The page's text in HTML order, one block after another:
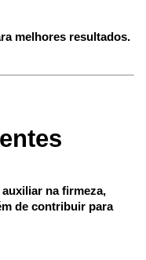
melhores resultados.
de contribuir para